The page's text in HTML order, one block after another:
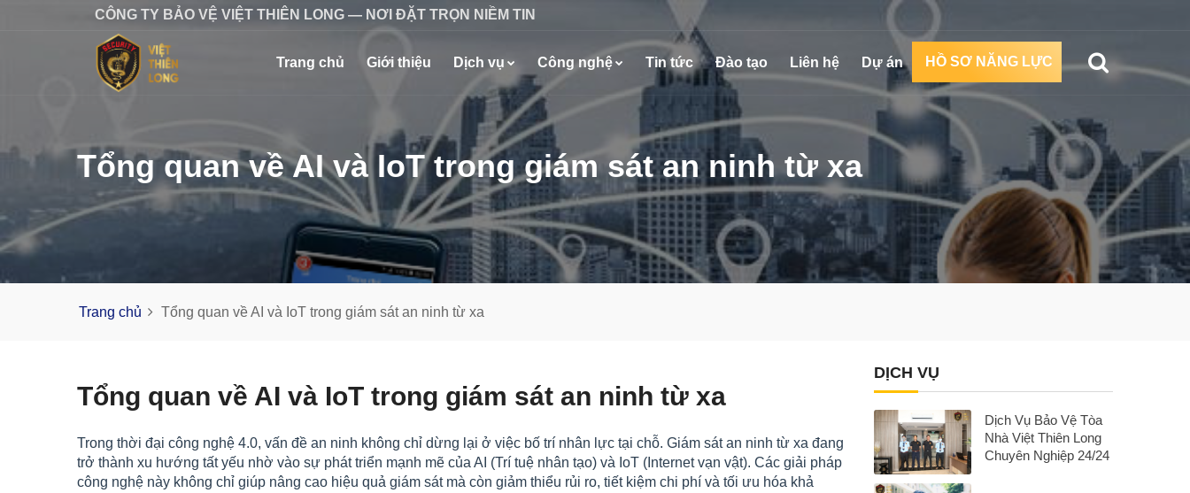
CÔNG TY BẢO VỆ VIỆT THIÊN LONG — NƠI ĐẶT TRỌN NIỀM TIN
Trang chủ Giới thiệu Dịch vụ Công nghệ Tin tức Đào tạo Liên hệ Dự án HỒ SƠ NĂNG LỰC
Tổng quan về AI và IoT trong giám sát an ninh từ xa
Trang chủ Tổng quan về AI và IoT trong giám sát an ninh từ xa
Tổng quan về AI và IoT trong giám sát an ninh từ xa
Trong thời đại công nghệ 4.0, vấn đề an ninh không chỉ dừng lại ở việc bố trí nhân lực tại chỗ. Giám sát an ninh từ xa đang
trở thành xu hướng tất yếu nhờ vào sự phát triển mạnh mẽ của AI (Trí tuệ nhân tạo) và IoT (Internet vạn vật). Các giải pháp
công nghệ này không chỉ giúp nâng cao hiệu quả giám sát mà còn giảm thiểu rủi ro, tiết kiệm chi phí và tối ưu hóa khả
DỊCH VỤ
Dịch Vụ Bảo Vệ Tòa
Nhà Việt Thiên Long
Chuyên Nghiệp 24/24